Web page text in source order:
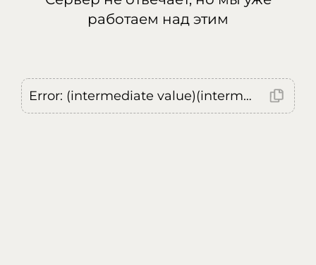
работаем над этим
Error: (intermediate value)(intermediate value)(intermediate value).replaceAll is not a function